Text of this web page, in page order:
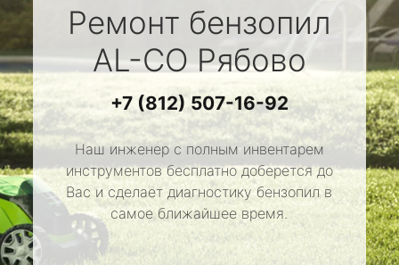
Ремонт бензопил
AL-COРябово
+7 (812) 507-16-92
Наш инженер с полным инвентарем
инструментов бесплатно доберется до
Вас и сделает диагностику бензопил в
самое ближайшее время.